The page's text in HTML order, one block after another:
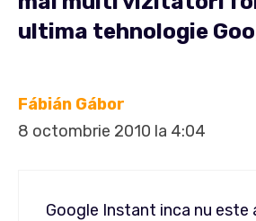
ultima tehnologie
Fábián Gábor
8 octombrie 2010 la 4:04
Google Instant inca nu este